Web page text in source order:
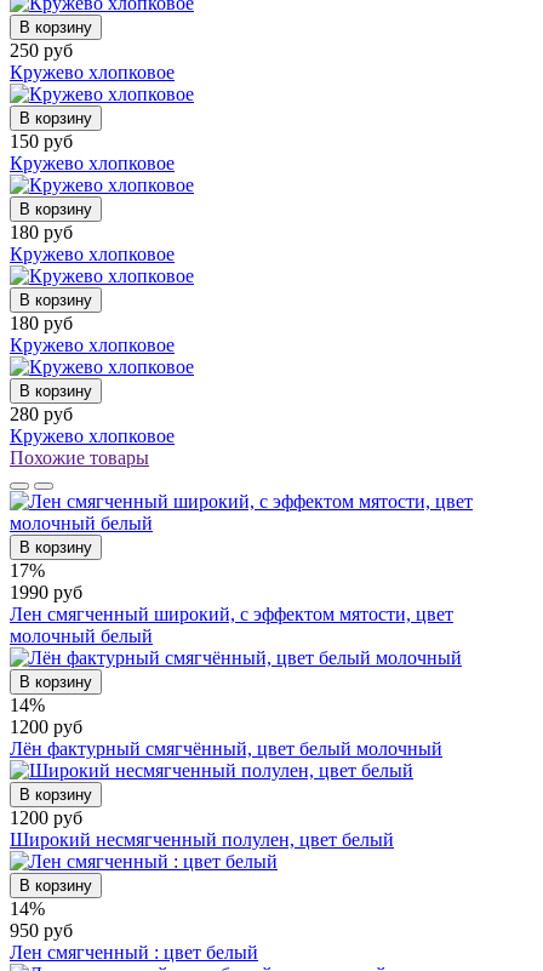
В корзину
250 руб
Кружево хлопковое
В корзину
150 руб
Кружево хлопковое
В корзину
180 руб
Кружево хлопковое
В корзину
180 руб
Кружево хлопковое
В корзину
280 руб
Кружево хлопковое
Похожие товары
В корзину
17%
1990 руб
Лен смягченный широкий, с эффектом мятости, цвет
молочный белый
В корзину
14%
1200 руб
Лён фактурный смягчённый, цвет белый молочный
В корзину
1200 руб
Широкий несмягченный полулен, цвет белый
В корзину
14%
950 руб
Лен смягченный : цвет белый